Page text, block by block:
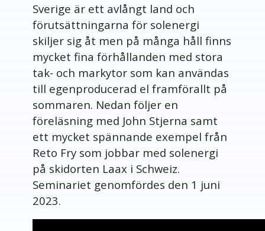
Sverige är ett avlångt land och
förutsättningarna för solenergi
skiljer sig åt men på många håll finns
mycket fina förhållanden med stora
tak- och markytor som kan användas
till egenproducerad el framförallt på
sommaren. Nedan följer en
föreläsning med John Stjerna samt
ett mycket spännande exempel från
Reto Fry som jobbar med solenergi
på skidorten Laax i Schweiz.
Seminariet genomfördes den 1 juni
2023.